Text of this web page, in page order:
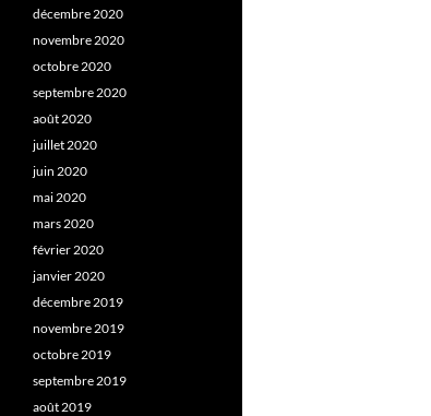
décembre 2020
novembre 2020
octobre 2020
septembre 2020
août 2020
juillet 2020
juin 2020
mai 2020
mars 2020
février 2020
janvier 2020
décembre 2019
novembre 2019
octobre 2019
septembre 2019
août 2019